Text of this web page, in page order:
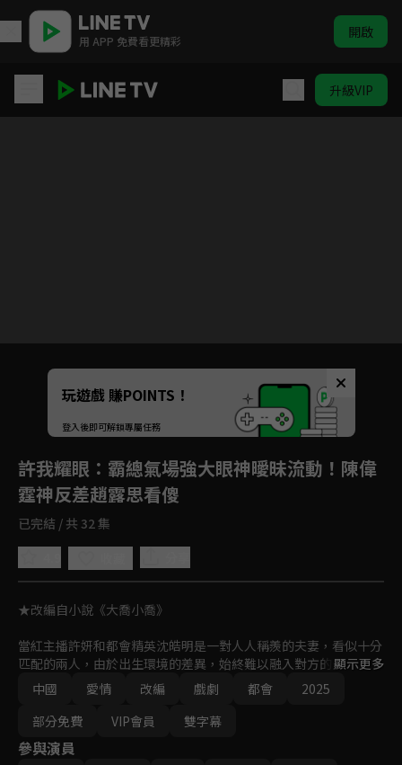
用 APP 免費看更精彩 開啟
升級VIP
Unmute
玩遊戲 賺POINTS！
登入後即可解鎖專屬任務
許我耀眼 ：霸總氣場強大眼神曖昧流動！陳偉
霆神反差趙露思看傻
已完結 / 共 32 集
★改編自小說《大喬小喬》
當紅主播許妍和都會精英沈皓明是一對人人稱羨的夫妻，看似十分
匹配的兩人，由於出生環境的差異，始終難以融入對方的生活圈。
許妍靠著光鮮亮麗的身分及「精心裝點」的身世，和沈皓明步入婚
姻，然而這一切都在沈皓明的掌握之中。衝突來臨，許妍脫離沈皓
力追回許妍。
顯示更多
中國
愛情 改編 戲劇 都會
2025
部分免費
VIP會員 雙字幕
參與演員